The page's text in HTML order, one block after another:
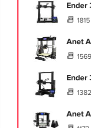
Ender
1815
Anet
1569
Ender
1382
Anet